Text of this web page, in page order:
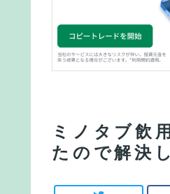
ミノタブ飲
たので解決